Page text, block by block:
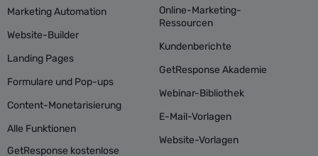
Marketing Automation
Website-Builder
Landing Pages
Formulare und Pop-ups
Content-Monetarisierung
Alle Funktionen
GetResponse kostenlose
Online-Marketing-
Ressourcen
Kundenberichte
GetResponse Akademie
Webinar-Bibliothek
E-Mail-Vorlagen
Website-Vorlagen